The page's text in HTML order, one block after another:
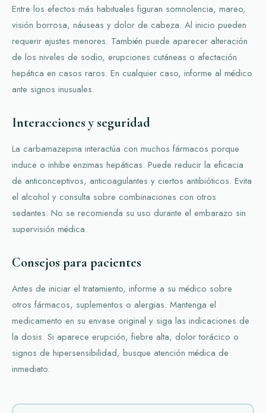
Entre los efectos más habituales figuran somnolencia, mareo,
visión borrosa, náuseas y dolor de cabeza. Al inicio pueden
requerir ajustes menores. También puede aparecer alteración
de los niveles de sodio, erupciones cutáneas o afectación
hepática en casos raros. En cualquier caso, informe al médico
ante signos inusuales.
Interacciones y seguridad
La carbamazepina interactúa con muchos fármacos porque
induce o inhibe enzimas hepáticas. Puede reducir la eficacia
de anticonceptivos, anticoagulantes y ciertos antibióticos. Evita
el alcohol y consulta sobre combinaciones con otros
sedantes. No se recomienda su uso durante el embarazo sin
supervisión médica.
Consejos para pacientes
Antes de iniciar el tratamiento, informe a su médico sobre
otros fármacos, suplementos o alergias. Mantenga el
medicamento en su envase original y siga las indicaciones de
la dosis. Si aparece erupción, fiebre alta, dolor torácico o
signos de hipersensibilidad, busque atención médica de
inmediato.